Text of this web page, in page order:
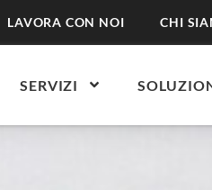
LAVORA CON NOI CHI
SERVIZI